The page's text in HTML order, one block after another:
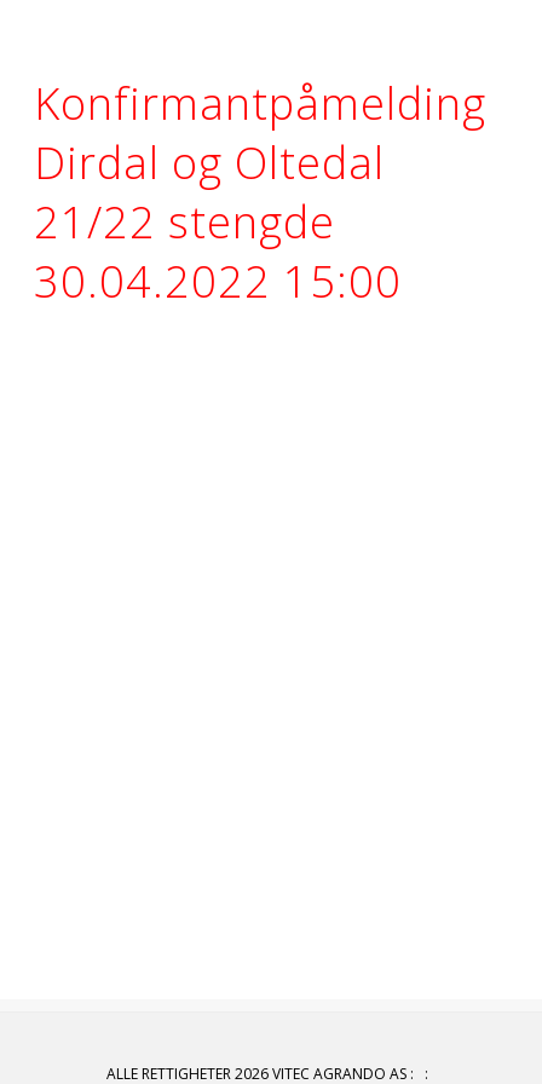
Konfirmantpåmelding
Dirdal og Oltedal
21/22 stengde
30.04.2022 15:00
ALLE RETTIGHETER 2026 VITEC AGRANDO AS : :